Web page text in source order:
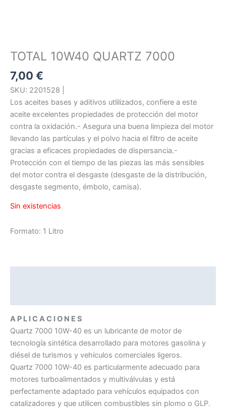
TOTAL 10W40 QUARTZ 7000
7,00 €
SKU: 2201528 |
Los aceites bases y aditivos utlilizados, confiere a este
aceite excelentes propiedades de protección del motor
contra la oxidación.- Asegura una buena limpieza del motor
llevando las partículas y el polvo hacia el filtro de aceite
gracias a eficaces propiedades de dispersancia.-
Protección con el tiempo de las piezas las más sensibles
del motor contra el desgaste (desgaste de la distribución,
desgaste segmento, émbolo, camisa).
Sin existencias
Formato: 1 Litro
A P L I C A C I O N E S
Quartz 7000 10W-40 es un lubricante de motor de
tecnología sintética desarrollado para motores gasolina y
diésel de turismos y vehículos comerciales ligeros.
Quartz 7000 10W-40 es particularmente adecuado para
motores turboalimentados y multiválvulas y está
perfectamente adaptado para vehículos equipados con
catalizadores y que utilicen combustibles sin plomo o GLP.